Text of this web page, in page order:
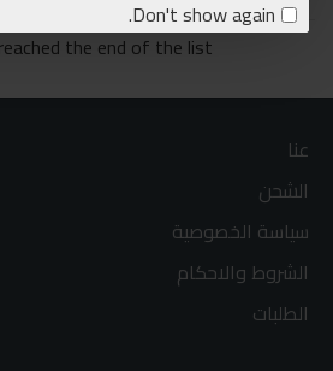
Don't show again.
the end of the list.
عنا
الشحن
سياسة الخصوصية
الشروط والاحكام
الطلبات